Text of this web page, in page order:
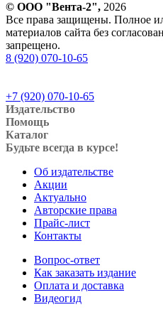
© ООО "Вента-2", 2026
Все права защищены. Полное
материалов сайта без
запрещено.
8 (920) 070-10-65
+7 (920) 070-10-65
Издательство
Помощь
Каталог
Будьте всегда в курсе!
Об издательстве
Акции
Актуально
Авторские права
Прайс-лист
Контакты
Вопрос-ответ
Как заказать издание
Оплата и доставка
Видеогид